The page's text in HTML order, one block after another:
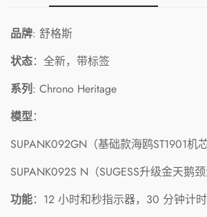
品牌: 舒格斯
状态：全新，带标签
系列: Chrono Heritage
模型：
SUPANK092GN（基础款海鸥ST1901机芯
SUPANK092S N（SUGESS升级金天鹅颈
功能：12 小时和秒指示器，30 分钟计